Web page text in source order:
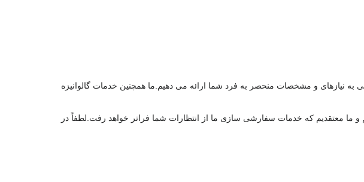
به نیازهای و مشخصات منحصر به فرد شما ارائه می دهیم.ما همچنین خدمات گالوانیزه
ما معتقدیم که خدمات سفارشی سازی ما از انتظارات شما فراتر خواهد رفت.لطفاً در